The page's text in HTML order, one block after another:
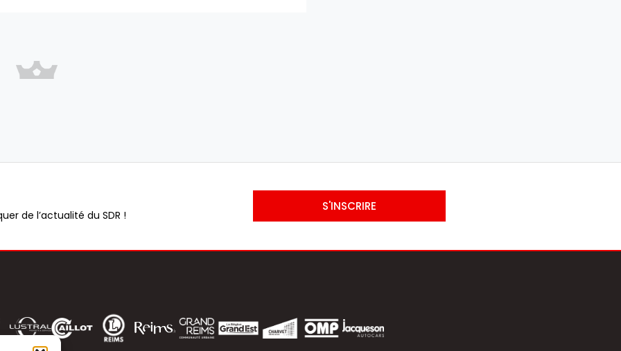
de l’actualité du SDR !
S'INSCRIRE